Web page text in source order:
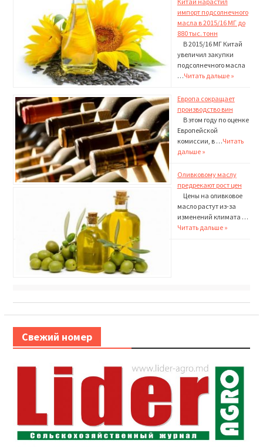
импорт подсолнечного
масла в 2015/16 МГ до
880 тыс. тонн
В 2015/16 МГ Китай
уве­личил закупки
подсо­лнечного масла
…Читать дальше »
Европа сокращает
производство вин
В этом году по оценке
Евро­пейской
комиссии, в …Читать
дальше »
Оливковому маслу
предрекают рост цен
Цены на оливковое
масло растут из-за
изменений кли­мата …
Читать дальше »
Свежий номер